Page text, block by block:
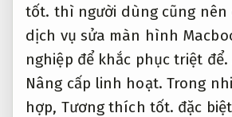
tốt. thì người dùng cũng nên
dịch vụ sửa màn hình
nghiệp để khắc phục triệt để.
Nâng cấp linh hoạt. Trong
hợp, Tương thích tốt. đặc